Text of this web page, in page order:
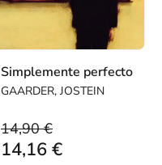
Simplemente perfecto
GAARDER, JOSTEIN
14,90 €
14,16 €